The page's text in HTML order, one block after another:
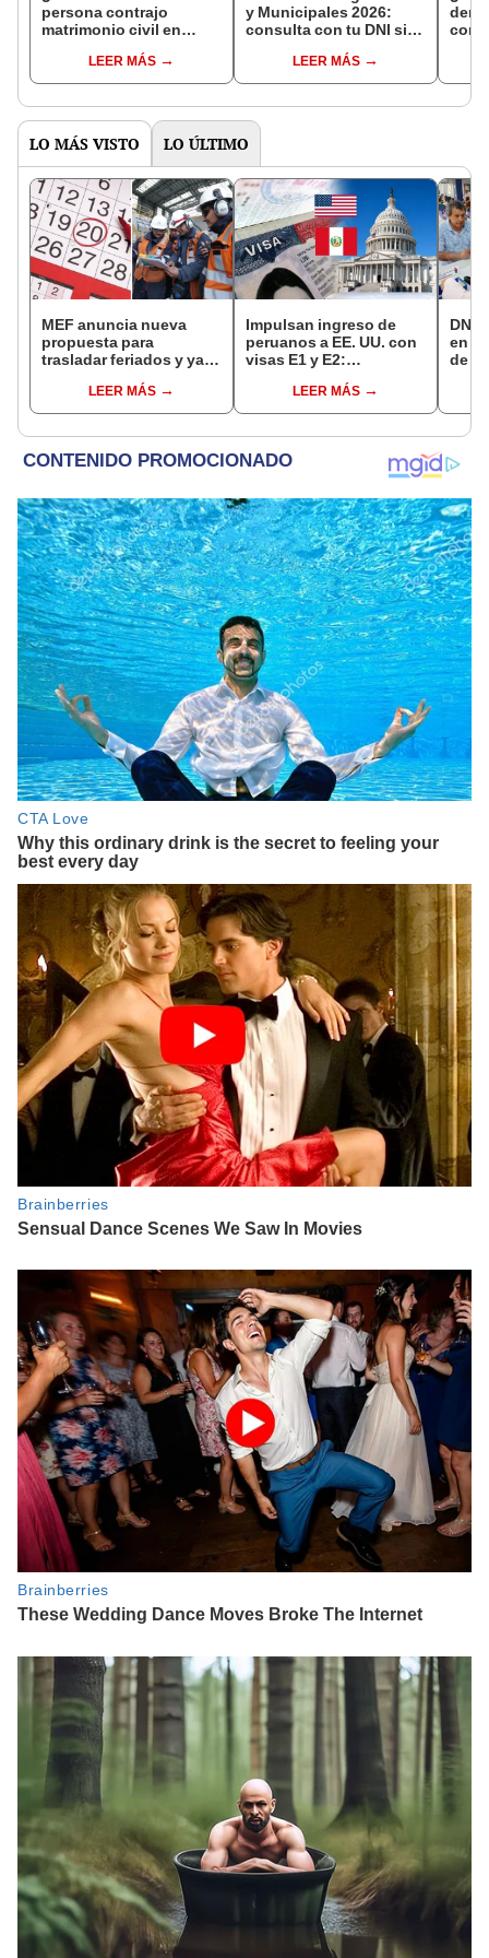
persona contrajo
matrimonio civil en
LEER MÁS
y Municipales 2026:
consulta con tu DNI si
de mesa para este 4 de
octubre en el link oficial
LEER MÁS
con
LO MÁS VISTO LO ÚLTIMO
MEF anuncia nueva
propuesta para
trasladar feriados y ya
“Lunes es mejor día”
LEER MÁS
Impulsan ingreso de
peruanos a EE. UU. con
visas E1 y E2:
pymes serían los más
beneficiados
LEER MÁS
DNI
en
de